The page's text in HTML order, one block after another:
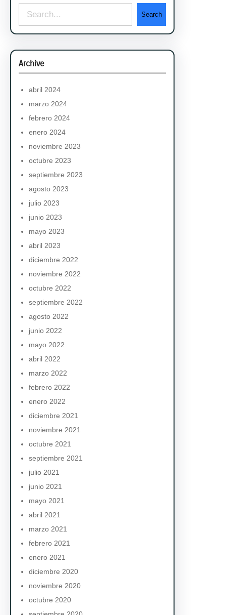
e
r
c
h
Search
Archive
abril 2024
marzo 2024
febrero 2024
enero 2024
noviembre 2023
octubre 2023
septiembre 2023
agosto 2023
julio 2023
junio 2023
mayo 2023
abril 2023
diciembre 2022
noviembre 2022
octubre 2022
septiembre 2022
agosto 2022
junio 2022
mayo 2022
abril 2022
marzo 2022
febrero 2022
enero 2022
diciembre 2021
noviembre 2021
octubre 2021
septiembre 2021
julio 2021
junio 2021
mayo 2021
abril 2021
marzo 2021
febrero 2021
enero 2021
diciembre 2020
noviembre 2020
octubre 2020